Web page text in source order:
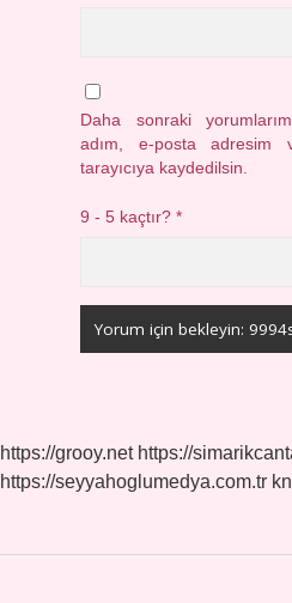
Daha sonraki
adım, e-posta
tarayıcıya kaydedilsin.
9 - 5 kaçtır?*
https://grooy.net https://
https://seyyahoglumedya.com.tr